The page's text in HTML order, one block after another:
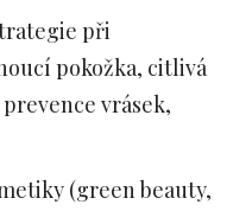
při
pokožka, citlivá
vrásek,
(green beauty,